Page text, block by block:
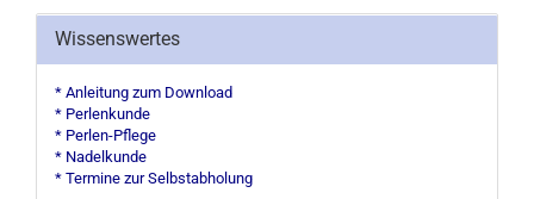
Wissenswertes
* Anleitung zum Download
* Perlenkunde
* Perlen-Pflege
* Nadelkunde
* Termine zur Selbstabholung